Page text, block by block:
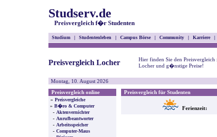
Studserv.de
Preisvergleich f�r Studenten
Studium | Studentenleben | Campus Börse | Community | Karriere |
Preisvergleich Locher
Hier finden Sie den Preisvergleich
Locher und g�nstige Preise!
Montag, 10. August 2026
Preisvergleich online
» Preisvergleiche
» B�ro & Computer
- Aktenvernichter
- Anrufbeantworter
- Arbeitsspeicher
- Computer-Maus
Preisvergleich für Studenten
Ferienzeit: